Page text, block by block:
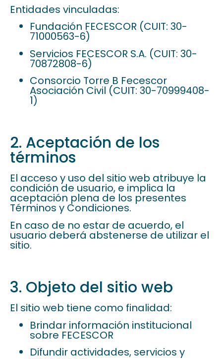
Entidades vinculadas:
Fundación FECESCOR (CUIT: 30-
71000563-6)
Servicios FECESCOR S.A. (CUIT: 30-
70872808-6)
Consorcio Torre B Fecescor
Asociación Civil (CUIT: 30-70999408-
1)
2. Aceptación de los
términos
El acceso y uso del sitio web atribuye la
condición de usuario, e implica la
aceptación plena de los presentes
Términos y Condiciones.
En caso de no estar de acuerdo, el
usuario deberá abstenerse de utilizar el
sitio.
3. Objeto del sitio web
El sitio web tiene como finalidad:
Brindar información institucional
sobre FECESCOR
Difundir actividades, servicios y